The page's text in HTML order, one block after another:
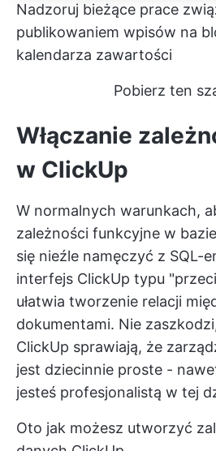
Nadzoruj bieżące prace
publikowaniem wpisów na
kalendarza zawartości
Pobierz ten
Włączanie
w ClickUp
W normalnych warunkach,
zależności funkcyjne w
się nieźle namęczyć z SQL-
interfejs ClickUp typu
ułatwia tworzenie relacji
dokumentami. Nie
ClickUp sprawiają, że
jest dziecinnie proste -
jesteś profesjonalistą w tej
Oto jak możesz utworzyć